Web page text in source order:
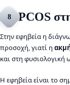
8 PCOS
Στην εφηβεία η
προσοχή, γιατί η
και στη
Η εφηβεία είναι το